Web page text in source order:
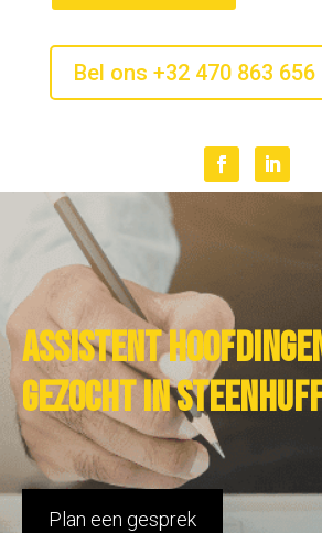
Bel ons +32 470 863 656
Assistent
gezocht in
Plan een gesprek